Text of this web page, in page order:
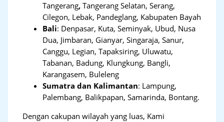
Tangerang,Tangerang Selatan, Serang,
Cilegon, Lebak, Pandeglang, Kabupaten Bayah
Bali: Denpasar, Kuta, Seminyak, Ubud, Nusa
Dua, Jimbaran, Gianyar, Singaraja, Sanur,
Canggu, Legian, Tapaksiring, Uluwatu,
Tabanan, Badung, Klungkung, Bangli,
Karangasem, Buleleng
Sumatra dan Kalimantan: Lampung,
Palembang, Balikpapan, Samarinda, Bontang.
Dengan cakupan wilayah yang luas, Kami